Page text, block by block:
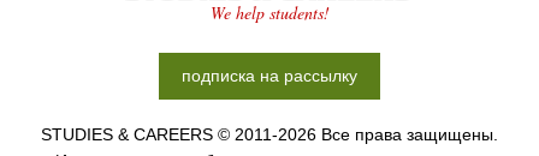
We help students!
подписка на рассылку
STUDIES & CAREERS © 2011-2026 Все права защищены.